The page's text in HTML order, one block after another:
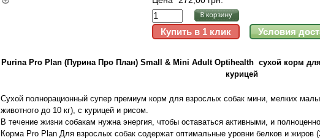
Purina Pro Plan (Пурина Про План) Small & Mini Adult Optihealth сухой корм
курицей
Сухой полнорационный супер премиум корм для взрослых собак мини, мелких
животного до 10 кг), с курицей и рисом.
В течение жизни собакам нужна энергия, чтобы оставаться активными, и
Корма Pro Plan Для взрослых собак содержат оптимальные уровни белков и жиров